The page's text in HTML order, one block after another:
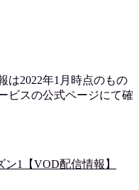
は2022年1月時点のもの
ビスの公式ページにて確
1【VOD配信情報】